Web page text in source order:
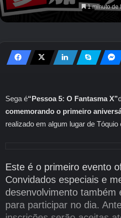
1 minuto de
Sega é“Pessoa 5: O Fantasma X”
comemorando o primeiro
realizado em algum lugar de Tóquio
Este é o primeiro evento
Convidados especiais e
desenvolvimento também
para participar no dia.